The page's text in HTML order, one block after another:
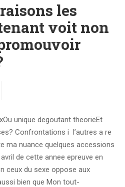
les
voit non
unique degoutant theorieEt
Confrontations i l’autres a re
ma nuance quelques accessions
de cette annee epreuve en
ceux du sexe oppose aux
bien que Mon tout-